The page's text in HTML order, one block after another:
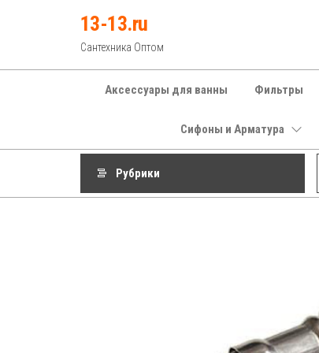
13-13.ru
Сантехника Оптом
Аксессуары для ванны Фильтры
Сифоны и Арматура
Рубрики